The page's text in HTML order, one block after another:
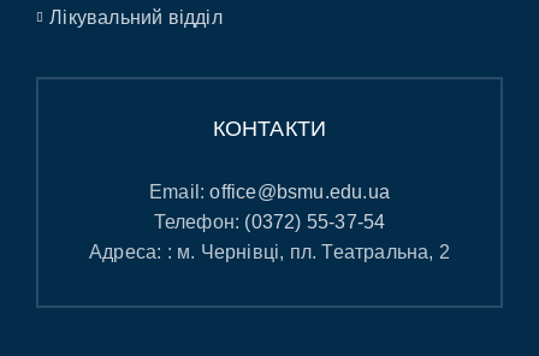
Лікувальний відділ
КОНТАКТИ
Email:office@bsmu.edu.ua
Телефон: (0372) 55-37-54
Адреса: : м. Чернівці, пл. Театральна, 2